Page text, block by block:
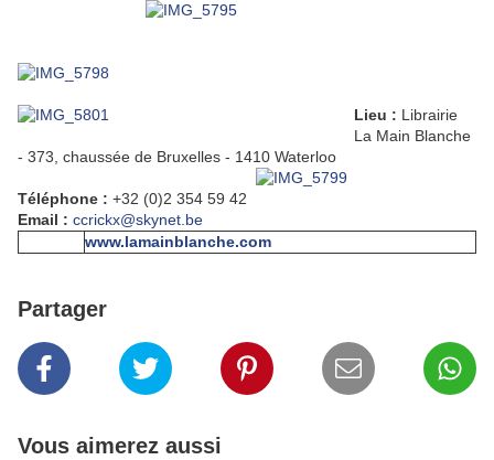
Lieu : Librairie
La Main Blanche
- 373, chaussée de Bruxelles - 1410 Waterloo
Téléphone : +32 (0)2 354 59 42
Email : ccrickx@skynet.be
www.lamainblanche.com
Partager
Vous aimerez aussi